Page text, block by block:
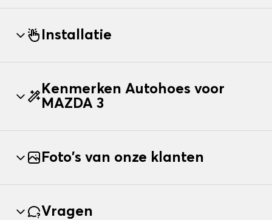
Installatie
Kenmerken Autohoes voor
MAZDA 3
Foto's van onze klanten
Vragen